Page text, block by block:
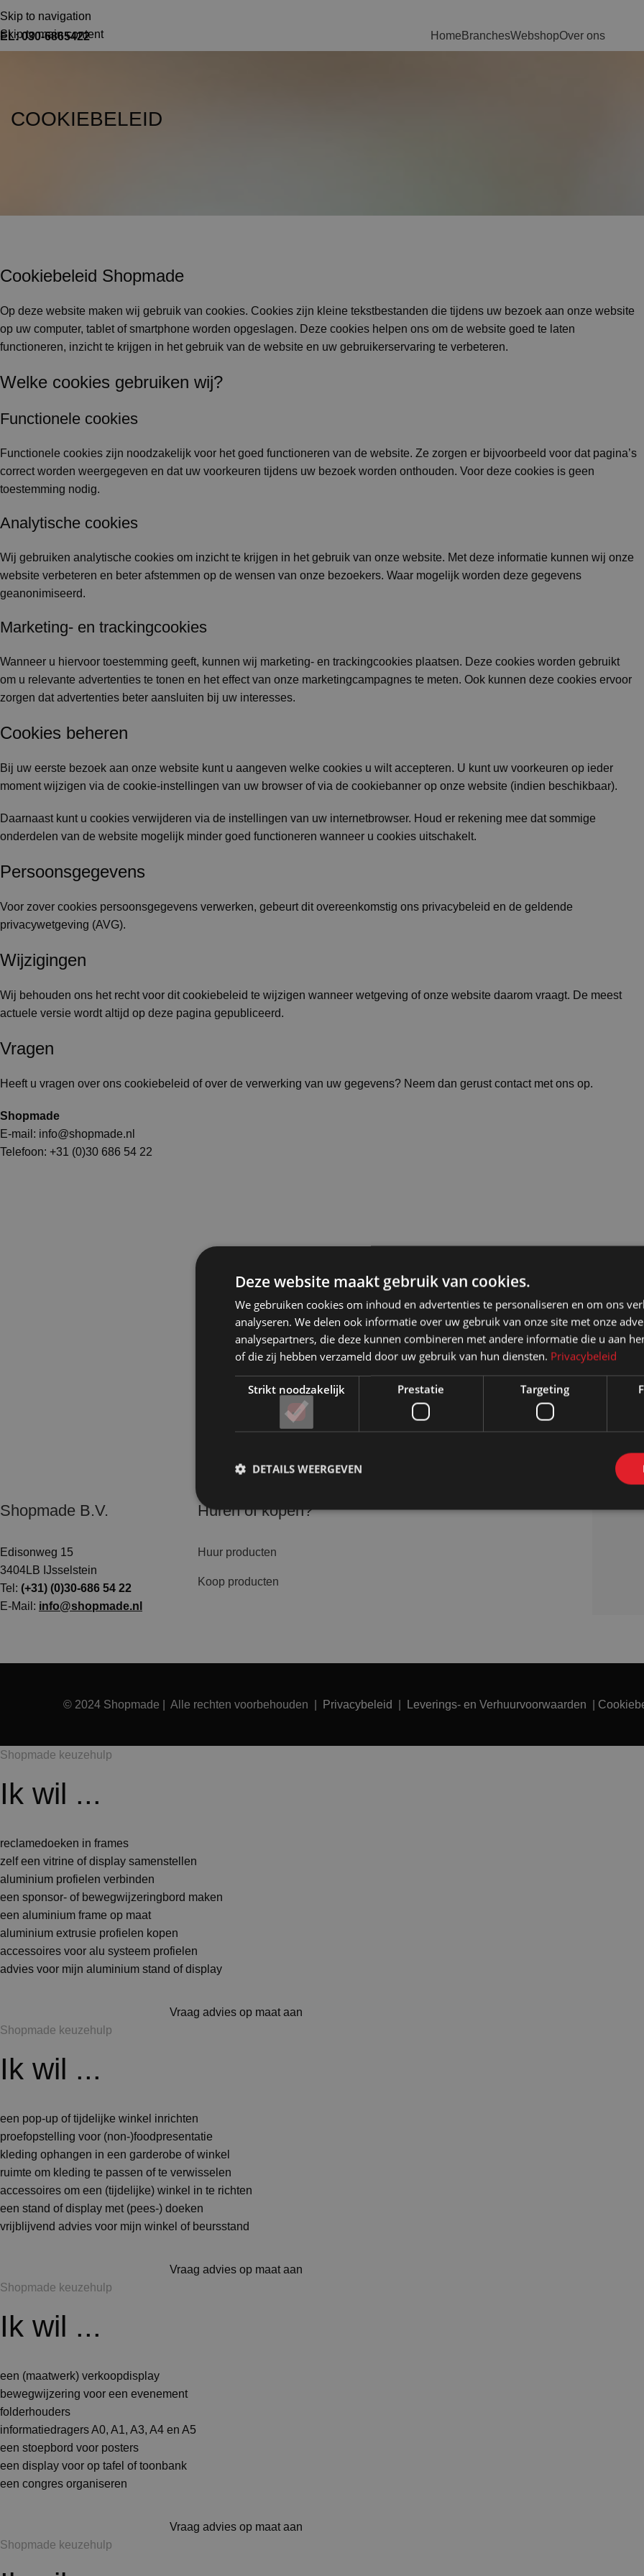
Skip to navigation
Skip to main content
TEL: 030-6865422
030-6865422 Home BranchesWebshopOver ons
COOKIEBELEID
Cookiebeleid Shopmade
Op deze website maken wij gebruik van cookies. Cookies zijn kleine tekstbestanden die tijdens uw bezoek aan onze website
op uw computer, tablet of smartphone worden opgeslagen. Deze cookies helpen ons om de website goed te laten
functioneren, inzicht te krijgen in het gebruik van de website en uw gebruikerservaring te verbeteren.
Welke cookies gebruiken wij?
Functionele cookies
Functionele cookies zijn noodzakelijk voor het goed functioneren van de website. Ze zorgen er bijvoorbeeld voor dat pagina’s
correct worden weergegeven en dat uw voorkeuren tijdens uw bezoek worden onthouden. Voor deze cookies is geen
toestemming nodig.
Analytische cookies
Wij gebruiken analytische cookies om inzicht te krijgen in het gebruik van onze website. Met deze informatie kunnen wij onze
website verbeteren en beter afstemmen op de wensen van onze bezoekers. Waar mogelijk worden deze gegevens
geanonimiseerd.
Marketing- en trackingcookies
Wanneer u hiervoor toestemming geeft, kunnen wij marketing- en trackingcookies plaatsen. Deze cookies worden gebruikt
om u relevante advertenties te tonen en het effect van onze marketingcampagnes te meten. Ook kunnen deze cookies ervoor
zorgen dat advertenties beter aansluiten bij uw interesses.
Cookies beheren
Bij uw eerste bezoek aan onze website kunt u aangeven welke cookies u wilt accepteren. U kunt uw voorkeuren op ieder
moment wijzigen via de cookie-instellingen van uw browser of via de cookiebanner op onze website (indien beschikbaar).
Daarnaast kunt u cookies verwijderen via de instellingen van uw internetbrowser. Houd er rekening mee dat sommige
onderdelen van de website mogelijk minder goed functioneren wanneer u cookies uitschakelt.
Persoonsgegevens
Voor zover cookies persoonsgegevens verwerken, gebeurt dit overeenkomstig ons privacybeleid en de geldende
privacywetgeving (AVG).
Wijzigingen
Wij behouden ons het recht voor dit cookiebeleid te wijzigen wanneer wetgeving of onze website daarom vraagt. De meest
actuele versie wordt altijd op deze pagina gepubliceerd.
Vragen
Heeft u vragen over ons cookiebeleid of over de verwerking van uw gegevens? Neem dan gerust contact met ons op.
Shopmade
E-mail: info@shopmade.nl
Telefoon: +31 (0)30 686 54 22
Producten Inspiratie Contact Wie zijn wij FAQ
Shopmade B.V.
Edisonweg 15
3404LB IJsselstein
Tel: (+31) (0)30-686 54 22
E-Mail: info@shopmade.nl
Huren of kopen?
Huur producten
Koop producten
© 2024 Shopmade | Alle rechten voorbehouden | Privacybeleid Leverings- en Verhuurvoorwaarden
Shopmade keuzehulp
Ik wil ...
reclamedoeken in frames
zelf een vitrine of display samenstellen
aluminium profielen verbinden
een sponsor- of bewegwijzeringbord maken
een aluminium frame op maat
aluminium extrusie profielen kopen
accessoires voor alu systeem profielen
advies voor mijn aluminium stand of display
Vraag advies op maat aan
Shopmade keuzehulp
Ik wil ...
een pop-up of tijdelijke winkel inrichten
proefopstelling voor (non-)foodpresentatie
kleding ophangen in een garderobe of winkel
ruimte om kleding te passen of te verwisselen
accessoires om een (tijdelijke) winkel in te richten
een stand of display met (pees-) doeken
vrijblijvend advies voor mijn winkel of beursstand
Vraag advies op maat aan
Shopmade keuzehulp
Ik wil ...
een (maatwerk) verkoopdisplay
bewegwijzering voor een evenement
folderhouders
informatiedragers A0, A1, A3, A4 en A5
een stoepbord voor posters
een display voor op tafel of toonbank
een congres organiseren
Vraag advies op maat aan
Shopmade keuzehulp
Deze website maakt gebruik van cookies.
We gebruiken cookies om inhoud en advertenties te personaliseren en om ons
analyseren. We delen ook informatie over uw gebruik van onze site met onze
analysepartners, die deze kunnen combineren met andere informatie die u aan
of die zij hebben verzameld door uw gebruik van hun diensten. Privacybeleid
Strikt noodzakelijk Prestatie Targeting
DETAILS WEERGEVEN